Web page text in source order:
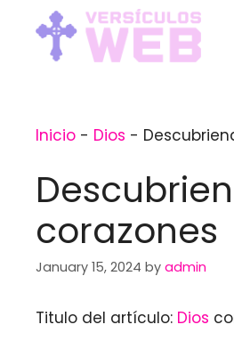
content
Inicio - Dios -
corazones
January 15, 2024 by admin
Titulo del artículo: Dios